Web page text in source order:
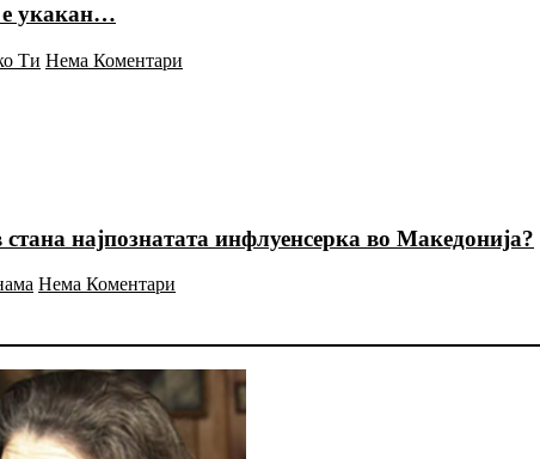
укакан…
Ти Нема Коментари
најпознатата инфлуенсерка во Македонија?
Нема Коментари